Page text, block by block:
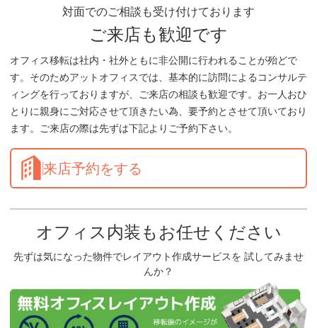
対面でのご相談も受け付けております
ご来店も歓迎です
オフィス移転は社内・社外ともに非公開に行われることが殆どで
す。そのためアットオフィスでは、基本的に訪問によるコンサルテ
ィングを行っておりますが、ご来店の相談も歓迎です。お一人おひ
とりに親身にご対応させて頂きたい為、要予約とさせて頂いており
ます。ご来店の際は先ずは下記よりご予約下さい。
来店予約をする
オフィス内装もお任せください
先ずは気になった物件でレイアウト作成サービスを 試してみませ
んか？